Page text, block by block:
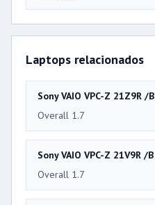
Laptops relacionados
Sony VAIO VPC-Z 21Z9R /B
Overall 1.7
Sony VAIO VPC-Z 21V9R /B
Overall 1.7